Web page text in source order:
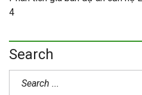
4
Search